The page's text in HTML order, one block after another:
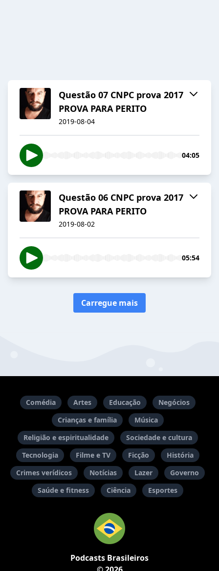
Questão 07 CNPC prova 2017
PROVA PARA PERITO
2019-08-04
04:05
Questão 06 CNPC prova 2017
PROVA PARA PERITO
2019-08-02
05:54
Carregue mais
Comédia Artes Educação
Negócios
Crianças e família
Música
Religião e espiritualidade
Sociedade e cultura
Tecnologia
Filme e TV Ficção
História
Crimes verídicos
Notícias Lazer
Governo
Saúde e fitness
Ciência Esportes
Podcasts Brasileiros